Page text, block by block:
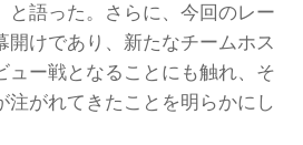
と語った。さらに、今回のレー
開けであり、新たなチームホス
ュー戦となることにも触れ、そ
注がれてきたことを明らかにし